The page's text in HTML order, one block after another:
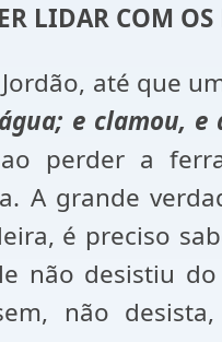
LIDAR COM OS
até que
e clamou, e
perder a
A grande
é preciso
não desistiu
não